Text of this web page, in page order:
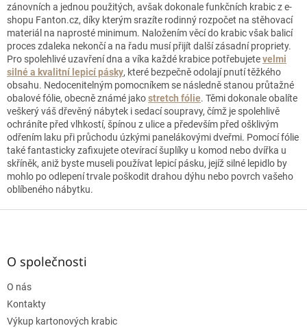
zánovních a jednou použitých, avšak dokonale funkčních krabic z e-
shopu Fanton.cz, díky kterým srazíte rodinný rozpočet na stěhovací
materiál na naprosté minimum. Naložením věcí do krabic však balicí
proces zdaleka nekončí a na řadu musí přijít další zásadní propriety.
Pro spolehlivé uzavření dna a víka každé krabice potřebujetevelmi
silné a kvalitní lepicí pásky, které bezpečně odolají pnutí těžkého
obsahu. Nedocenitelným pomocníkem se následně stanou průtažné
obalové fólie, obecně známé jakostretch fólie. Těmi dokonale obalíte
veškerý váš dřevěný nábytek i sedací soupravy, čímž je spolehlivě
ochráníte před vlhkostí, špínou z ulice a především před ošklivým
odřením laku při průchodu úzkými panelákovými dveřmi. Pomocí fólie
také fantasticky zafixujete otevírací šuplíky u komod nebo dvířka u
skříněk, aniž byste museli používat lepicí pásku, jejíž silné lepidlo by
mohlo po odlepení trvale poškodit drahou dýhu nebo povrch vašeho
oblíbeného nábytku.
Z
O společnosti
O nás
Kontakty
Výkup kartonových krabic